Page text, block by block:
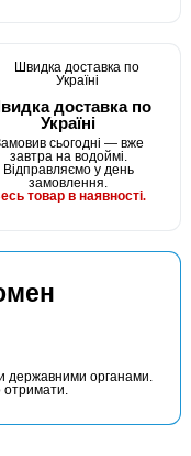
1026 №5
Маг: 6 шт
1026 №6
доставка по
Україні
сьогодні — вже
завтра на водоймі.
Відправляємо у день
замовлення.
товар в наявності.
державними органами.
отримати.